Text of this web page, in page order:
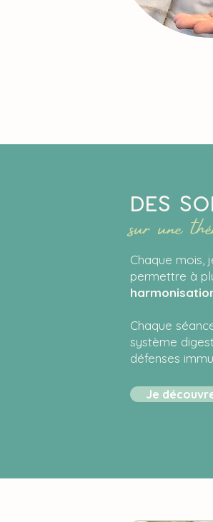
Des
sur une
Chaque mois,
permettre à
Chaque
système
défenses
Je